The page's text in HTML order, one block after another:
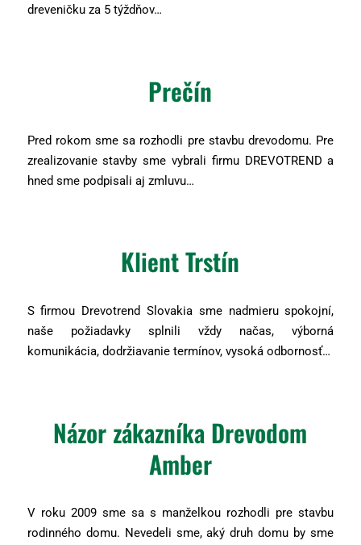
dreveničku za 5 týždňov…
Prečín
Pred rokom sme sa rozhodli pre stavbu drevodomu. Pre
zrealizovanie stavby sme vybrali firmu DREVOTREND a
hned sme podpisali aj zmluvu…
Klient Trstín
S firmou Drevotrend Slovakia sme nadmieru spokojní,
naše požiadavky splnili vždy načas, výborná
komunikácia, dodržiavanie termínov, vysoká odbornosť…
Názor zákazníka Drevodom
Amber
V roku 2009 sme sa s manželkou rozhodli pre stavbu
rodinného domu. Nevedeli sme, aký druh domu by sme